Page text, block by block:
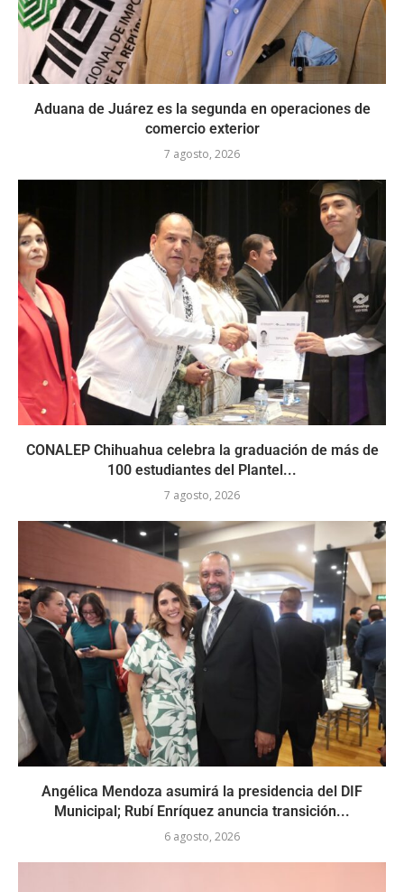
Aduana de Juárez es la segunda en operaciones de
comercio exterior
7 agosto, 2026
CONALEP Chihuahua celebra la graduación de más de
100 estudiantes del Plantel...
7 agosto, 2026
Angélica Mendoza asumirá la presidencia del DIF
Municipal; Rubí Enríquez anuncia transición...
6 agosto, 2026